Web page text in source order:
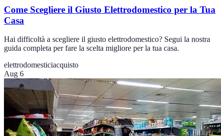
Come Scegliere il Giusto Elettrodomestico per la Tua
Casa
Hai difficoltà a scegliere il giusto elettrodomestico? Segui la nostra
guida completa per fare la scelta migliore per la tua casa.
elettrodomesticiacquisto
Aug 6